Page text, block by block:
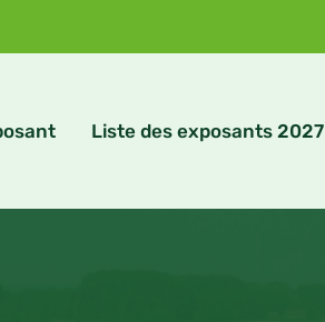
Liste des exposants 2027